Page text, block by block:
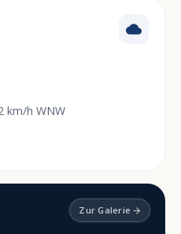
wb_cloudy
km/h WNW
Zur Galerie arrow_forward